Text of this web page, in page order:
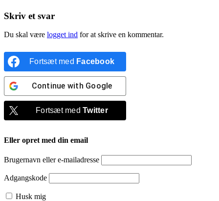
Skriv et svar
Du skal være logget ind for at skrive en kommentar.
Fortsæt med Facebook
Continue with Google
Fortsæt medTwitter
Eller opret med din email
Brugernavn eller e-mailadresse
Adgangskode
Husk mig